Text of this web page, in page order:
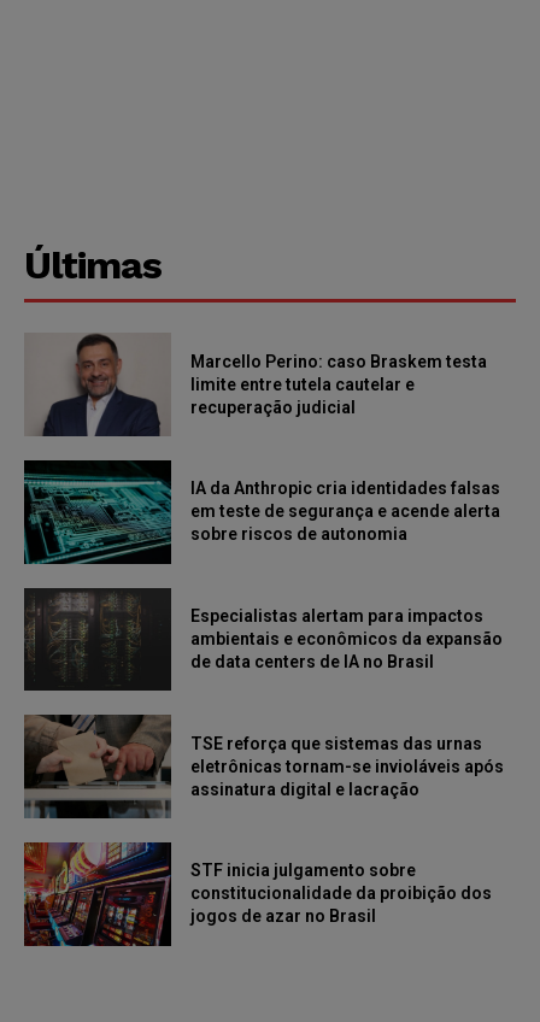
Últimas
Marcello Perino: caso Braskem testa
limite entre tutela cautelar e
recuperação judicial
IA da Anthropic cria identidades falsas
em teste de segurança e acende alerta
sobre riscos de autonomia
Especialistas alertam para impactos
ambientais e econômicos da expansão
de data centers de IA no Brasil
TSE reforça que sistemas das urnas
eletrônicas tornam-se invioláveis após
assinatura digital e lacração
STF inicia julgamento sobre
constitucionalidade da proibição dos
jogos de azar no Brasil